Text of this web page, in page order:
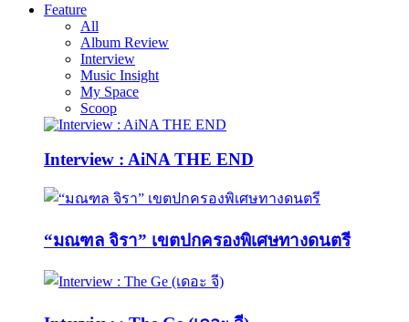
Feature
All
Album Review
Interview
Music Insight
My Space
Scoop
Interview : AiNA THE END
“มณฑล จิรา” เขตปกครองพิเศษทางดนตรี